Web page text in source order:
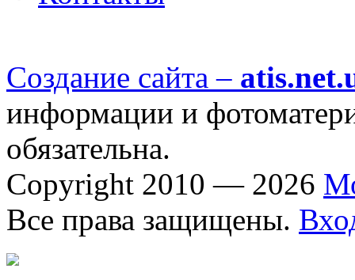
Создание сайта –
информации и
обязательна.
Copyright 2010 — 2026
Все права защищены.